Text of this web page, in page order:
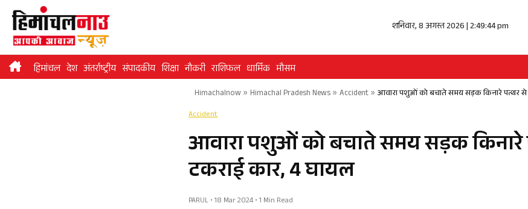
Skip
content
शनिवार, 8 अगस्त 2026 | 2:49:45 pm
हिमांचल देश अंतर्राष्ट्रीय संपादकीय शिक्षा नौकरी राशिफल धार्मिक मौसम
Himachalnow» Himachal Pradesh News» Accident» आवारा पशुओं को बचाते समय सड़क किनारे पत्थर से
Accident
आवारा पशुओं को बचाते समय सड़क किनारे
टकराई कार, 4 घायल
PARUL • 18 Mar 2024 • 1 Min Read